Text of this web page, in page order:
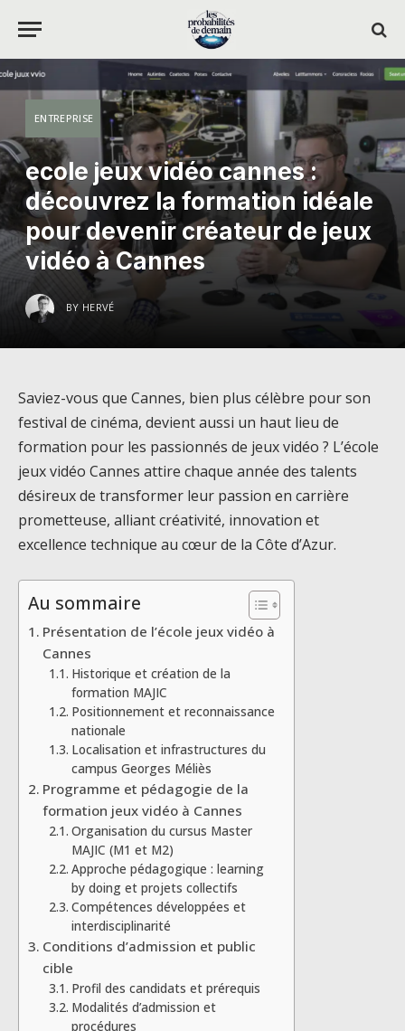
ENTREPRISE
ecole jeux vidéo cannes :
découvrez la formation idéale
pour devenir créateur de jeux
vidéo à Cannes
BY HERVÉ
Saviez-vous que Cannes, bien plus célèbre pour son
festival de cinéma, devient aussi un haut lieu de
formation pour les passionnés de jeux vidéo ? L’école
jeux vidéo Cannes attire chaque année des talents
désireux de transformer leur passion en carrière
prometteuse, alliant créativité, innovation et
excellence technique au cœur de la Côte d’Azur.
Au sommaire
Présentation de l’école jeux vidéo à
Cannes
Historique et création de la
formation MAJIC
Positionnement et reconnaissance
nationale
Localisation et infrastructures du
campus Georges Méliès
Programme et pédagogie de la
formation jeux vidéo à Cannes
Organisation du cursus Master
MAJIC (M1 et M2)
Approche pédagogique : learning
by doing et projets collectifs
Compétences développées et
interdisciplinarité
Conditions d’admission et public
cible
Profil des candidats et prérequis
Modalités d’admission et
procédures